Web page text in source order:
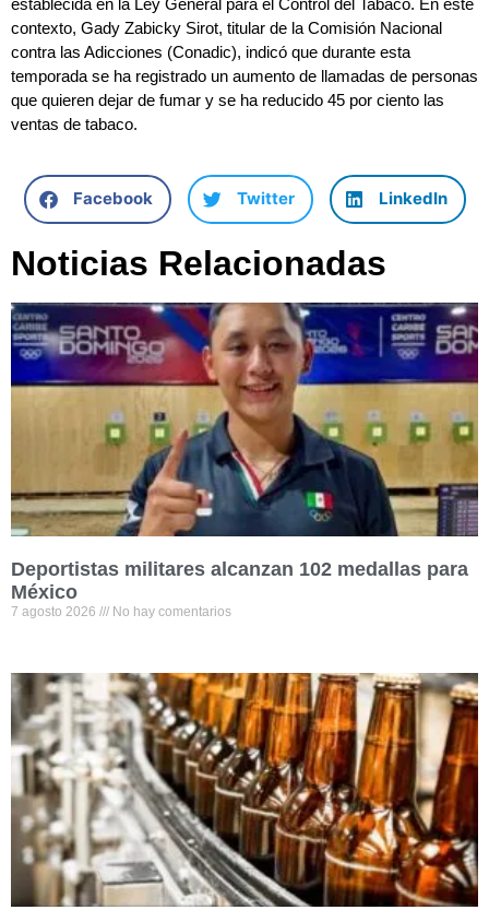
establecida en la Ley General para el Control del Tabaco. En este
contexto, Gady Zabicky Sirot, titular de la Comisión Nacional
contra las Adicciones (Conadic), indicó que durante esta
temporada se ha registrado un aumento de llamadas de personas
que quieren dejar de fumar y se ha reducido 45 por ciento las
ventas de tabaco.
Facebook Twitter LinkedIn
Noticias Relacionadas
Deportistas militares alcanzan 102 medallas para
México
7 agosto 2026 No hay comentarios